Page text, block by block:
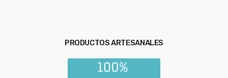
PRODUCTOS ARTESANALES